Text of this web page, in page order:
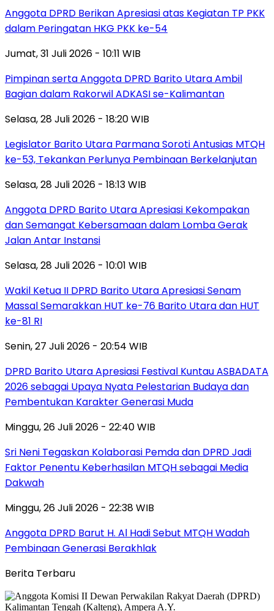
Anggota DPRD Berikan Apresiasi atas Kegiatan TP PKK
dalam Peringatan HKG PKK ke-54
Jumat, 31 Juli 2026 - 10:11 WIB
Pimpinan serta Anggota DPRD Barito Utara Ambil
Bagian dalam Rakorwil ADKASI se-Kalimantan
Selasa, 28 Juli 2026 - 18:20 WIB
Legislator Barito Utara Parmana Soroti Antusias MTQH
ke-53, Tekankan Perlunya Pembinaan Berkelanjutan
Selasa, 28 Juli 2026 - 18:13 WIB
Anggota DPRD Barito Utara Apresiasi Kekompakan
dan Semangat Kebersamaan dalam Lomba Gerak
Jalan Antar Instansi
Selasa, 28 Juli 2026 - 10:01 WIB
Wakil Ketua II DPRD Barito Utara Apresiasi Senam
Massal Semarakkan HUT ke-76 Barito Utara dan HUT
ke-81 RI
Senin, 27 Juli 2026 - 20:54 WIB
DPRD Barito Utara Apresiasi Festival Kuntau ASBADATA
2026 sebagai Upaya Nyata Pelestarian Budaya dan
Pembentukan Karakter Generasi Muda
Minggu, 26 Juli 2026 - 22:40 WIB
Sri Neni Tegaskan Kolaborasi Pemda dan DPRD Jadi
Faktor Penentu Keberhasilan MTQH sebagai Media
Dakwah
Minggu, 26 Juli 2026 - 22:38 WIB
Anggota DPRD Barut H. Al Hadi Sebut MTQH Wadah
Pembinaan Generasi Berakhlak
Berita Terbaru